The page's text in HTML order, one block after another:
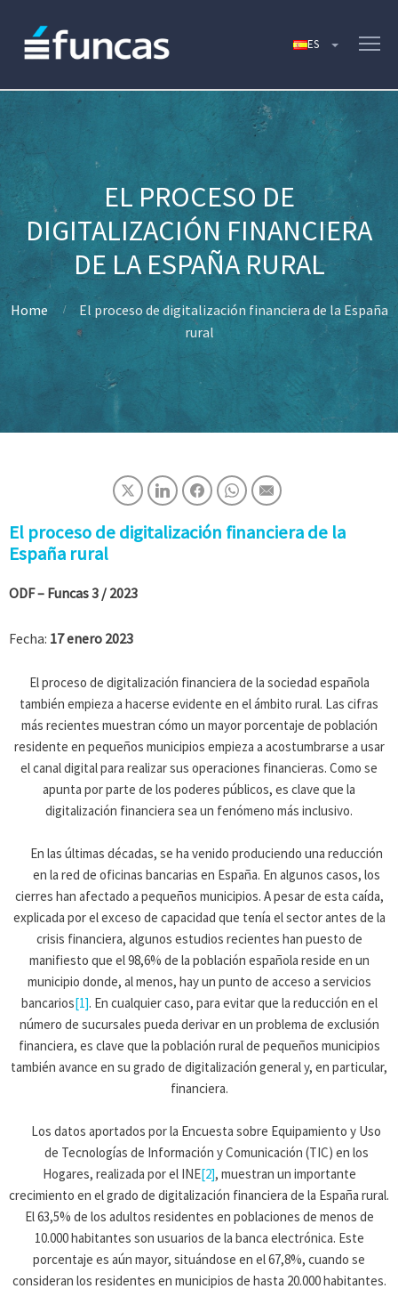
EL PROCESO DE
DIGITALIZACIÓN FINANCIERA
DE LA ESPAÑA RURAL
Home
El proceso de digitalización financiera de la España
rural
El proceso de digitalización financiera de la
España rural
ODF – Funcas3 / 2023
Fecha: 17 enero 2023
El proceso de digitalización financiera de la sociedad española
también empieza a hacerse evidente en el ámbito rural. Las cifras
más recientes muestran cómo un mayor porcentaje de población
residente en pequeños municipios empieza a acostumbrarse a usar
el canal digital para realizar sus operaciones financieras. Como se
apunta por parte de los poderes públicos, es clave que la
digitalización financiera sea un fenómeno más inclusivo.
En las últimas décadas, se ha venido produciendo una reducción
en la red de oficinas bancarias en España. En algunos casos, los
cierres han afectado a pequeños municipios. A pesar de esta caída,
explicada por el exceso de capacidad que tenía el sector antes de la
crisis financiera, algunos estudios recientes han puesto de
manifiesto que el 98,6% de la población española reside en un
municipio donde, al menos, hay un punto de acceso a servicios
bancarios[1]. En cualquier caso, para evitar que la reducción en el
número de sucursales pueda derivar en un problema de exclusión
financiera, es clave que la población rural de pequeños municipios
también avance en su grado de digitalización general y, en particular,
financiera.
Los datos aportados por la Encuesta sobre Equipamiento y Uso
de Tecnologías de Información y Comunicación (TIC) en los
Hogares, realizada por el INE[2], muestran un importante
crecimiento en el grado de digitalización financiera de la España rural.
El 63,5% de los adultos residentes en poblaciones de menos de
10.000 habitantes son usuarios de la banca electrónica. Este
porcentaje es aún mayor, situándose en el 67,8%, cuando se
consideran los residentes en municipios de hasta 20.000 habitantes.